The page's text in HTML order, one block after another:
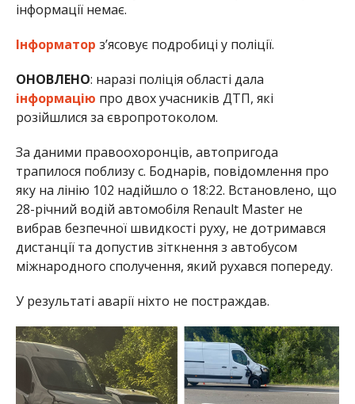
інформації немає.
Інформатор зʼясовує подробиці у поліції.
ОНОВЛЕНО: наразі поліція області дала
інформацію про двох учасників ДТП, які
розійшлися за європротоколом.
За даними правоохоронців, автопригода
трапилося поблизу с. Боднарів, повідомлення про
яку на лінію 102 надійшло о 18:22. Встановлено, що
28-річний водій автомобіля Renault Master не
вибрав безпечної швидкості руху, не дотримався
дистанції та допустив зіткнення з автобусом
міжнародного сполучення, який рухався попереду.
У результаті аварії ніхто не постраждав.